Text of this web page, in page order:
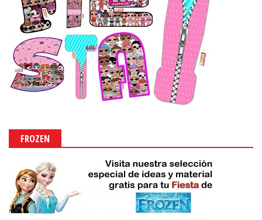
FROZEN